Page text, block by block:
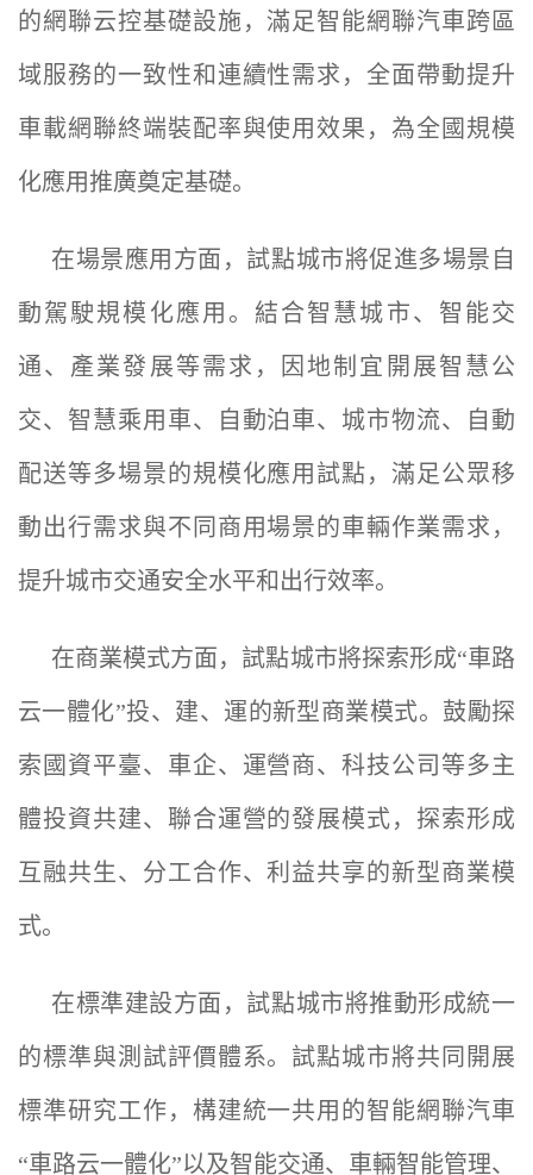
的網聯云控基礎設施，滿足智能網聯汽車跨區
域服務的一致性和連續性需求，全面帶動提升
車載網聯終端裝配率與使用效果，為全國規模
化應用推廣奠定基礎。
在場景應用方面，試點城市將促進多場景自
動駕駛規模化應用。結合智慧城市、智能交
通、產業發展等需求，因地制宜開展智慧公
交、智慧乘用車、自動泊車、城市物流、自動
配送等多場景的規模化應用試點，滿足公眾移
動出行需求與不同商用場景的車輛作業需求，
提升城市交通安全水平和出行效率。
在商業模式方面，試點城市將探索形成“車路
云一體化”投、建、運的新型商業模式。鼓勵探
索國資平臺、車企、運營商、科技公司等多主
體投資共建、聯合運營的發展模式，探索形成
互融共生、分工合作、利益共享的新型商業模
式。
在標準建設方面，試點城市將推動形成統一
的標準與測試評價體系。試點城市將共同開展
標準研究工作，構建統一共用的智能網聯汽車
“車路云一體化”以及智能交通、車輛智能管理、